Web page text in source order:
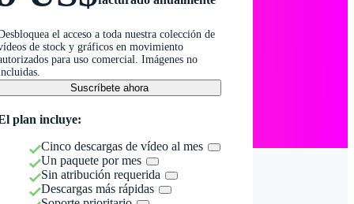
el acceso a toda nuestra colección de
de stock y gráficos en movimiento
para uso comercial. Imágenes no
Suscríbete ahora
plan incluye:
Cinco descargas de vídeo al mes
Un paquete por mes
Sin atribución requerida
Descargas más rápidas